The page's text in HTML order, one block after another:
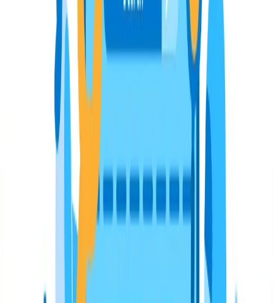
de carga.
Velocidad de carga
La velocidad de carga, Web Performance Optimization o
WPO, es el tiempo de carga de una página web y se
considera un factor que valora tanto Google como los
usuarios, así que tienes que optimizarlo. Por ello es
importante que nuestro sitio cargue rápido, tanto para el
robot como para que el usuario tenga una buena
experiencia. ¿Cómo puedes reducir el tiempo de carga?
Siguiendo estos consejos:
Optimizar y comprimir imágenes.
Revisar la cantidad de widgets y plugins que utilizas.
Limpiar el código.
Errores que Google penaliza
no solo hay que tener en cuenta las buenas prácticas
para posicionar los contenidos en Google. En muchas
ocasiones, por desconocimiento, caemos en ciertos
errores que Google puede penalizar. Algunos de ellos